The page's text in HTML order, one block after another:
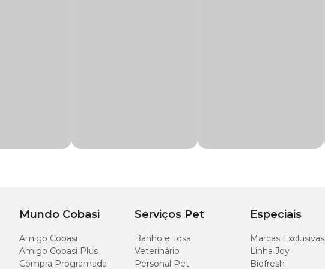
1/2 tablete
Mundo Cobasi
Amigo Cobasi
Amigo Cobasi Plus
Compra Programada
Serviços Pet
Banho e Tosa
Veterinário
Personal Pet
Especiais
Marcas Exclusivas
Linha Joy
Biofresh